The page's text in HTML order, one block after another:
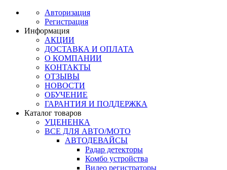
Авторизация
Регистрация
Информация
АКЦИИ
ДОСТАВКА И ОПЛАТА
О КОМПАНИИ
КОНТАКТЫ
ОТЗЫВЫ
НОВОСТИ
ОБУЧЕНИЕ
ГАРАНТИЯ И ПОДДЕРЖКА
Каталог товаров
УЦЕНЕНКА
ВСЕ ДЛЯ АВТО/МОТО
АВТОДЕВАЙСЫ
Радар детекторы
Комбо устройства
Видео регистраторы